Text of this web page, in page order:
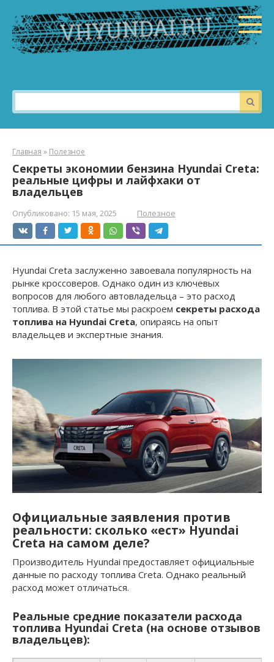
контенту
Поиск:
Главная » Полезное
Секреты экономии бензина Hyundai Creta:
реальные цифры и лайфхаки от
владельцев
Опубликовано: 15 мая, 2025 Полезное
Hyundai Creta заслуженно завоевала популярность на
рынке кроссоверов. Однако один из ключевых
вопросов для любого автовладельца – это расход
топлива. В этой статье мы раскроем секреты расхода
топлива на Hyundai Creta, опираясь на опыт
владельцев и экспертные знания.
Официальные заявления против
реальности: сколько «ест» Hyundai
Creta на самом деле?
Производитель Hyundai предоставляет официальные
данные по расходу топлива Creta. Однако реальный
расход может отличаться.
Реальные средние показатели расхода
топлива Hyundai Creta (на основе отзывов
владельцев):